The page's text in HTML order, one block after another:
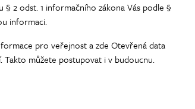
§ 2 odst. 1 informačního zákona Vás podle §
informaci.
pro veřejnost a zde Otevřená data
Takto můžete postupovat i v budoucnu.